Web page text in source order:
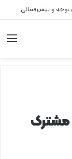
توجه و بیش‌فعالی
مشترک